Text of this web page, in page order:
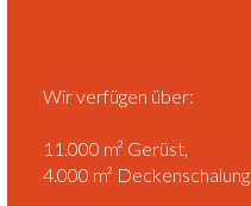
Wir verfügen über:
11.000 m² Gerüst,
4.000 m² Deckenschalung.